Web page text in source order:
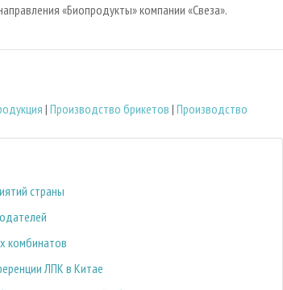
«Биопродукты» компании «Свеза».
| Производство брикетов | Производство
страны
комбинатов
ЛПК в Китае